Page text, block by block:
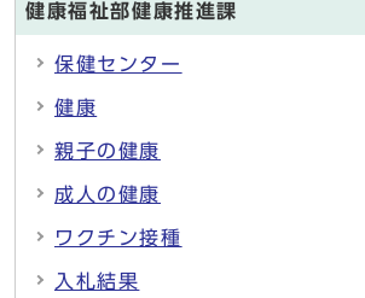
健康福祉部健康推進課
保健センター
健康
親子の健康
成人の健康
ワクチン接種
入札結果